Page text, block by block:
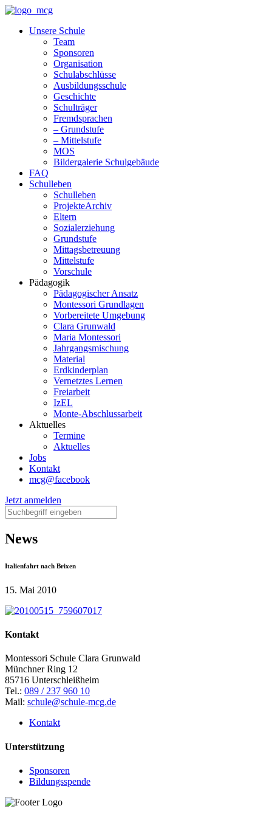
Unsere Schule
Team
Sponsoren
Organisation
Schulabschlüsse
Ausbildungsschule
Geschichte
Schulträger
Fremdsprachen
– Grundstufe
– Mittelstufe
MOS
Bildergalerie Schulgebäude
FAQ
Schulleben
Schulleben
ProjekteArchiv
Eltern
Sozialerziehung
Grundstufe
Mittagsbetreuung
Mittelstufe
Vorschule
Pädagogik
Pädagogischer Ansatz
Montessori Grundlagen
Vorbereitete Umgebung
Clara Grunwald
Maria Montessori
Jahrgangsmischung
Material
Erdkinderplan
Vernetztes Lernen
Freiarbeit
IzEL
Monte-Abschlussarbeit
Aktuelles
Termine
Aktuelles
Jobs
Kontakt
mcg@facebook
Jetzt anmelden
News
Italienfahrt nach Brixen
15. Mai 2010
Kontakt
Montessori Schule Clara Grunwald
Münchner Ring 12
85716 Unterschleißheim
Tel.: 089 / 237 960 10
Mail: schule@schule-mcg.de
Kontakt
Unterstützung
Sponsoren
Bildungsspende